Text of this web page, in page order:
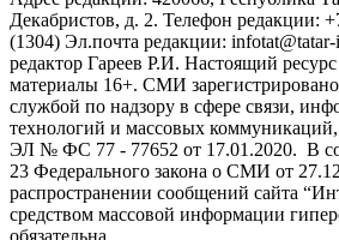
Декабристов, д. 2. Телефон редакции:
(1304) Эл.почта редакции:
редактор Гареев Р.И. Настоящий
материалы 16+. СМИ
службой по надзору в сфере связи,
технологий и массовых
ЭЛ № ФС 77 - 77652 от 17.01.2020. В
23 Федерального закона о СМИ от
распространении сообщений сайта
средством массовой информации
обязательна.